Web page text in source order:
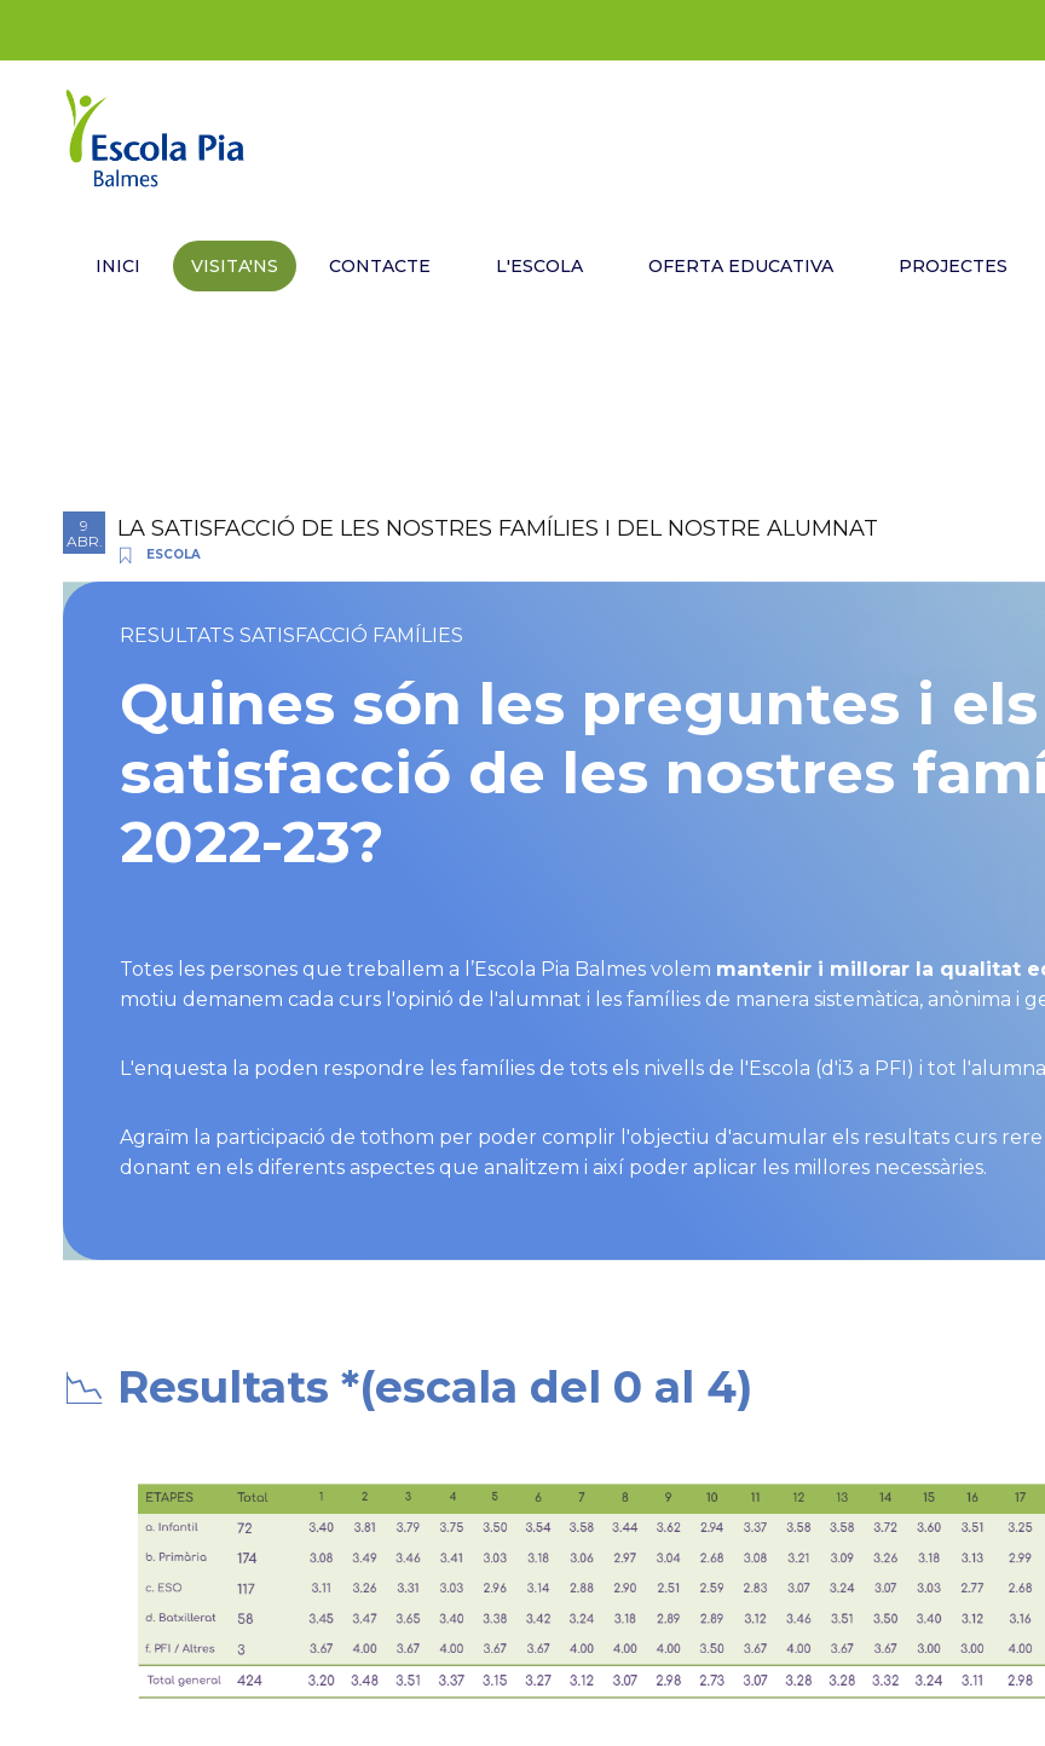
INICI VISITA'NS CONTACTE L'ESCOLA OFERTA EDUCATIVA PROJECTES
9
ABR.
LA SATISFACCIÓ DE LES NOSTRES FAMÍLIES I DEL NOSTRE ALUMNAT
ESCOLA
RESULTATS SATISFACCIÓ FAMÍLIES
Quines són les preguntes i
satisfacció de les nostres
2022-23?
Totes les persones que treballem a l’Escola Pia Balmes volem mantenir i millorar la qualitat
motiu demanem cada curs l'opinió de l'alumnat i les famílies de manera sistemàtica, anònima i
L'enquesta la poden respondre les famílies de tots els nivells de l'Escola (d'i3 a PFI) i tot
Agraïm la participació de tothom per poder complir l'objectiu d'acumular els resultats curs
donant en els diferents aspectes que analitzem i així poder aplicar les millores necessàries.
📉 Resultats *(escala del 0 al 4)